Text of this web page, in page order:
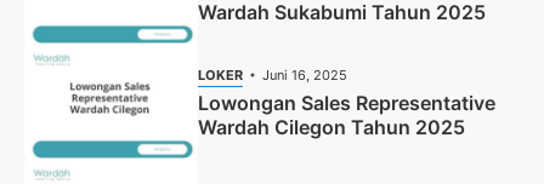
Wardah Sukabumi Tahun 2025
LOKER Juni 16, 2025
Lowongan Sales Representative
Wardah Cilegon Tahun 2025